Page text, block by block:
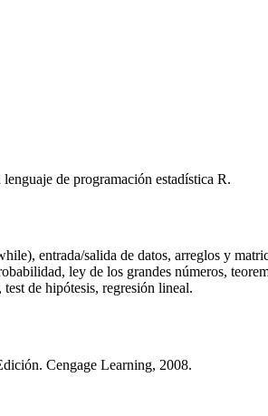
de programación estadística R.
entrada/salida de datos, arreglos y
ley de los grandes números,
de hipótesis, regresión lineal.
Cengage Learning, 2008.